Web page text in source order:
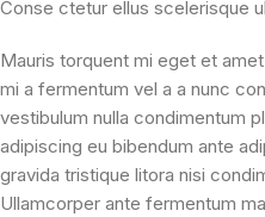
Conse ctetur ellus scelerisque
Mauris torquent mi eget et
mi a fermentum vel a a nunc
vestibulum nulla condimentum
adipiscing eu bibendum ante
gravida tristique litora nisi
Ullamcorper ante fermentum